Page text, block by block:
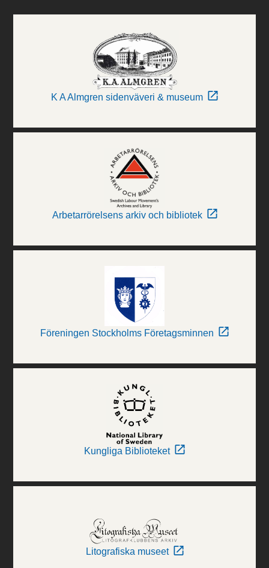
K A Almgren sidenväveri & museum
Arbetarrörelsens arkiv och bibliotek
Föreningen Stockholms Företagsminnen
Kungliga Biblioteket
Litografiska museet